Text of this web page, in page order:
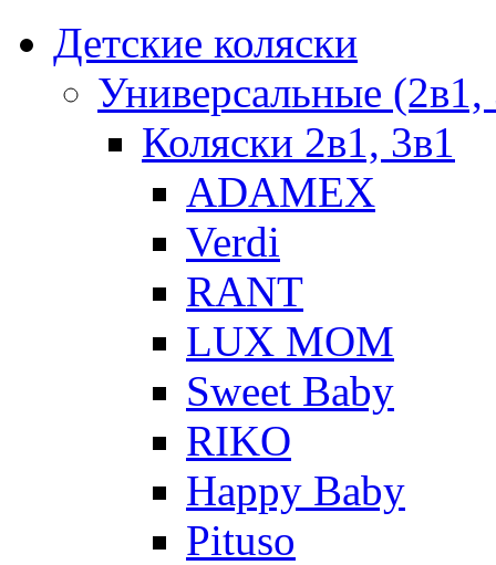
Детские коляски
Универсальные (2в1,
Коляски 2в1, 3в1
ADAMEX
Verdi
RANT
LUX MOM
Sweet Baby
RIKO
Happy Baby
Pituso